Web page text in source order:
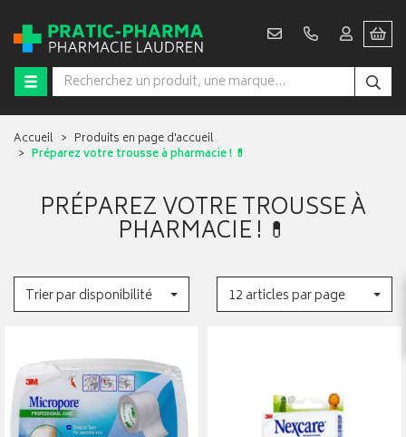
Accueil
Produits en page d'accueil
Préparez votre trousse à pharmacie ! 💊
PRÉPAREZ VOTRE TROUSSE À
PHARMACIE ! 💊
Trier par disponibilité 12 articles par page